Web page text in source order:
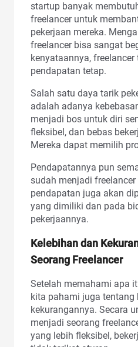
startup banyak
freelancer untuk
pekerjaan mereka.
freelancer bisa sangat
kenyataannya,
pendapatan tetap.
Salah satu daya tarik
adalah adanya
menjadi bos untuk diri
fleksibel, dan bebas
Mereka dapat memilih
Pendapatannya pun
sudah menjadi
pendapatan juga akan
yang dimiliki dan pada
pekerjaannya.
Kelebihan dan
Seorang Freelancer
Setelah memahami apa
kita pahami juga tentang
kekurangannya. Secara
menjadi seorang
yang lebih fleksibel,